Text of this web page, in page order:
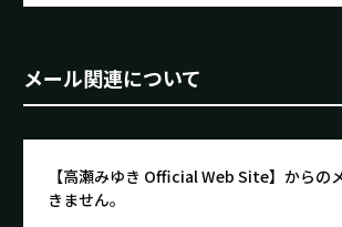
メール関連について
【高瀬みゆき Official Web Site】からの
きません。